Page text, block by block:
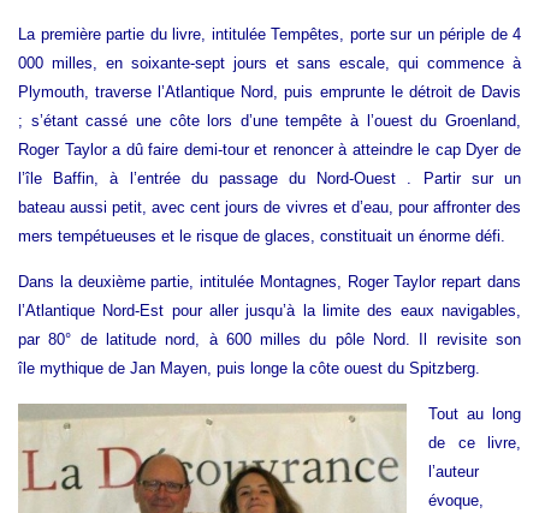
La première partie du livre, intitulée Tempêtes, porte sur un périple de 4
000 milles, en soixante-sept jours et sans escale, qui commence à
Plymouth, traverse l’Atlantique Nord, puis emprunte le détroit de Davis
; s’étant cassé une côte lors d’une tempête à l’ouest du Groenland,
Roger Taylor a dû faire demi-tour et renoncer à atteindre le cap Dyer de
l’île Baffin, à l’entrée du passage du Nord-Ouest . Partir sur un
bateau aussi petit, avec cent jours de vivres et d’eau, pour affronter des
mers tempétueuses et le risque de glaces, constituait un énorme défi.
Dans la deuxième partie, intitulée Montagnes, Roger Taylor repart dans
l’Atlantique Nord-Est pour aller jusqu’à la limite des eaux navigables,
par 80° de latitude nord, à 600 milles du pôle Nord. Il revisite son
île mythique de Jan Mayen, puis longe la côte ouest du Spitzberg.
Tout au long
de ce livre,
l’auteur
évoque,